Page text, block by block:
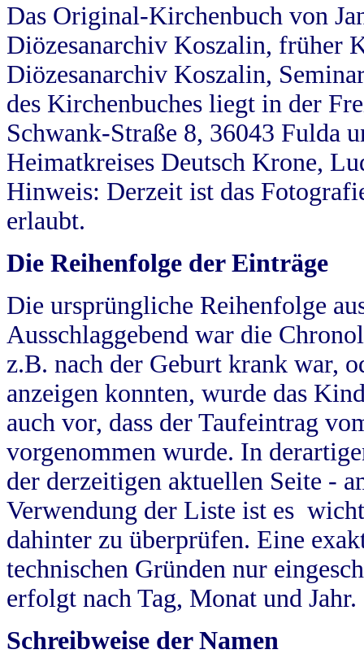
Das Original-Kirchenbuch von
Diözesanarchiv Koszalin, früher
Diözesanarchiv Koszalin,
des Kirchenbuches liegt in der
Schwank-Straße 8, 36043 Fulda
Heimatkreises Deutsch Krone,
Hinweis: Derzeit ist das
erlaubt.
Die Reihenfolge der Einträge
Die ursprüngliche Reihenfolge
Ausschlaggebend war die
z.B. nach der Geburt krank war,
anzeigen konnten, wurde das
auch vor, dass der Taufeintrag
vorgenommen wurde. In
der derzeitigen aktuellen Seite -
Verwendung der Liste ist es
dahinter zu überprüfen. Eine
technischen Gründen nur
erfolgt nach Tag, Monat und Jahr.
Schreibweise der Namen